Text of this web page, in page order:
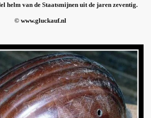
helm van de Staatsmijnen uit de jaren zeventig.
© www.gluckauf.nl